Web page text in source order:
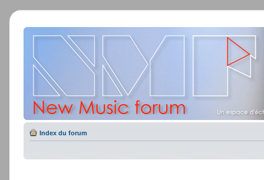
Index du forum